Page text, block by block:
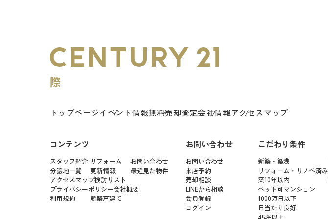
トップページイベント情報無料売却査定会社情報アクセスマップ
コンテンツ
スタッフ紹介 リフォーム
お問い合わせ
分譲地一覧
更新情報
最近見た物件
アクセスマップ検討リスト
プライバシーポリシー会社概要
利用規約
新築戸建て
お問い合わせ
お問い合わせ
来店予約
売却相談
LINEから相談
会員登録
ログイン
こだわり条件
新築・築浅
リフォーム・リノベ済み
築10年以内
ペット可マンション
1000万円以下
日当たり良好
45坪以上